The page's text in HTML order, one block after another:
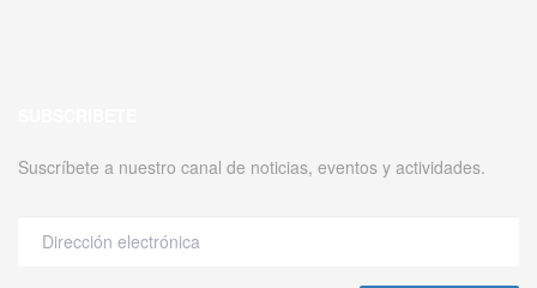
Suscríbete a nuestro canal de noticias, eventos y actividades.